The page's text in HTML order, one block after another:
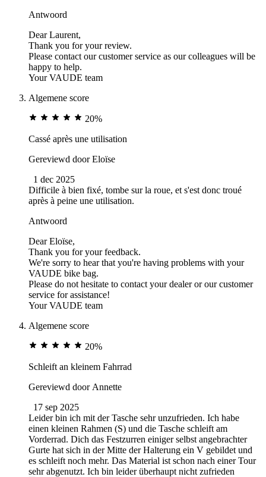
Antwoord
Dear Laurent,
Thank you for your review.
Please contact our customer service as our colleagues will be
happy to help.
Your VAUDE team
Algemene score
20%
Cassé après une utilisation
Gereviewd doorEloïse
1 dec 2025
Difficile à bien fixé, tombe sur la roue, et s'est donc troué
après à peine une utilisation.
Antwoord
Dear Eloïse,
Thank you for your feedback.
We're sorry to hear that you're having problems with your
VAUDE bike bag.
Please do not hesitate to contact your dealer or our customer
service for assistance!
Your VAUDE team
Algemene score
20%
Schleift an kleinem Fahrrad
Gereviewd door Annette
17 sep 2025
Leider bin ich mit der Tasche sehr unzufrieden. Ich habe
einen kleinen Rahmen (S) und die Tasche schleift am
Vorderrad. Dich das Festzurren einiger selbst angebrachter
Gurte hat sich in der Mitte der Halterung ein V gebildet und
es schleift noch mehr. Das Material ist schon nach einer Tour
sehr abgenutzt. Ich bin leider überhaupt nicht zufrieden